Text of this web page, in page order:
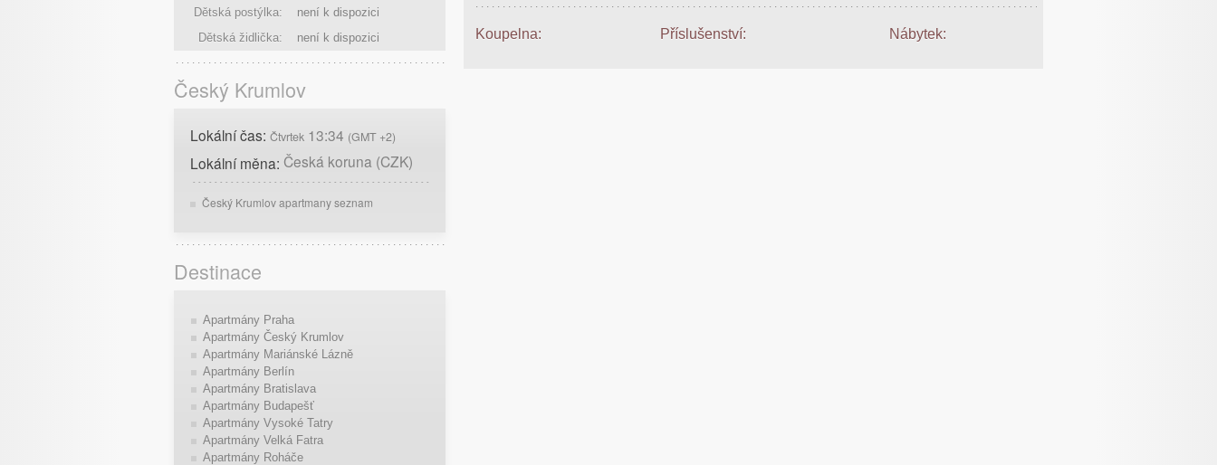
Koupelna: Příslušenství: Nábytek:
Dětská postýlka:
není k dispozici
Dětská židlička:
není k dispozici
Český Krumlov
Lokální čas: Čtvrtek 13:34 (GMT +2)
Lokální měna: Česká koruna (CZK)
Český Krumlov apartmany seznam
Destinace
Apartmány Praha
Apartmány Český Krumlov
Apartmány Mariánské Lázně
Apartmány Berlín
Apartmány Bratislava
Apartmány Budapešť
Apartmány Vysoké Tatry
Apartmány Velká Fatra
Apartmány Roháče